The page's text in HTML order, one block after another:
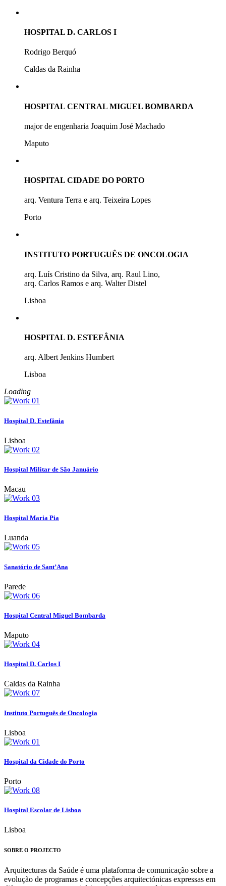
HOSPITAL D. CARLOS I
Rodrigo Berquó
Caldas da Rainha
HOSPITAL CENTRAL MIGUEL BOMBARDA
major de engenharia Joaquim José Machado
Maputo
HOSPITAL CIDADE DO PORTO
arq. Ventura Terra e arq. Teixeira Lopes
Porto
INSTITUTO PORTUGUÊS DE ONCOLOGIA
arq. Luís Cristino da Silva, arq. Raul Lino,
arq. Carlos Ramos e arq. Walter Distel
Lisboa
HOSPITAL D. ESTEFÂNIA
arq. Albert Jenkins Humbert
Lisboa
Loading
Hospital D. Estefânia
Lisboa
Hospital Militar de São Januário
Macau
Hospital Maria Pia
Luanda
Sanatório de Sant’Ana
Parede
Hospital Central Miguel Bombarda
Maputo
Hospital D. Carlos I
Caldas da Rainha
Instituto Português de Oncologia
Lisboa
Hospital da Cidade do Porto
Porto
Hospital Escolar de Lisboa
Lisboa
SOBRE O PROJECTO
Arquitecturas da Saúde é uma plataforma de comunicação sobre a
evolução de programas e concepções arquitectónicas expressas em